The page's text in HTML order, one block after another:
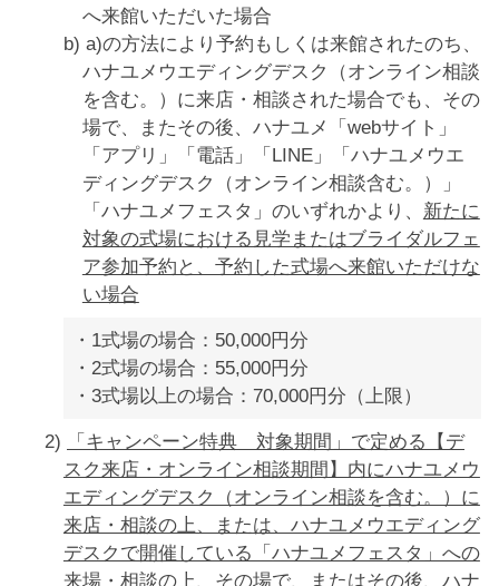
へ来館いただいた場合
b) a)の方法により予約もしくは来館されたのち、
ハナユメウエディングデスク（オンライン相談
を含む。）に来店・相談された場合でも、その
場で、またその後、ハナユメ「webサイト」
「アプリ」「電話」「LINE」「ハナユメウエ
ディングデスク（オンライン相談含む。）」
「ハナユメフェスタ」のいずれかより、 新たに
対象の式場における見学またはブライダルフェ
ア参加予約と、予約した式場へ来館いただけな
い場合
1式場の場合：50,000円分
2式場の場合：55,000円分
3式場以上の場合：70,000円分（上限）
2)
「キャンペーン特典 対象期間」で定める【デ
スク来店・オンライン相談期間】内にハナユメウ
エディングデスク（オンライン相談を含む。）に
来店・相談の上、または、ハナユメウエディング
デスクで開催している「ハナユメフェスタ」への
来場・相談の上、 その場で、またはその後、ハナ